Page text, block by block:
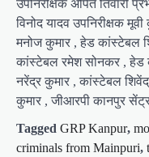
उपनिरीक्षक अर्पित तिवारी
विनोद यादव उपनिरीक्षक
मनोज कुमार , हेड कांस्टेबल
कांस्टेबल रमेश सोनकर , हेड
नरेंद्र कुमार , कांस्टेबल
कुमार , जीआरपी कानपुर
Tagged GRP Kanpur,
criminals from Mainpuri,